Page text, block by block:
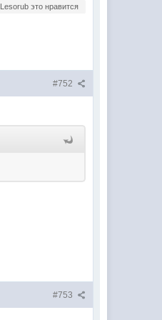
Lesorub это нравится
#752
#753